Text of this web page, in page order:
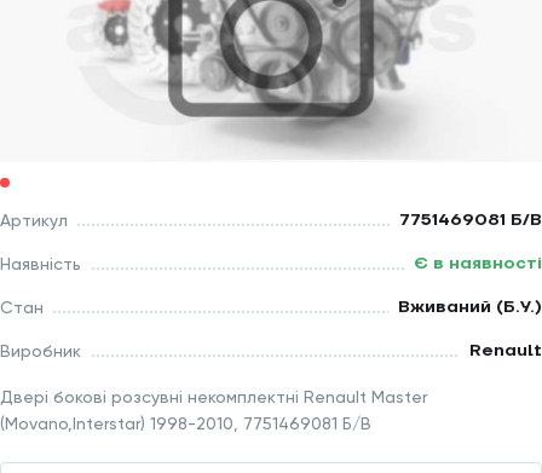
Двері бокові розсувні некомплектні Renault Master
(Movano,Interstar) 1998-2010, 7751469081 Б/В
Артикул 7751469081 Б/В
Наявність Є в наявності
Стан Вживаний (Б.У.)
Виробник Renault